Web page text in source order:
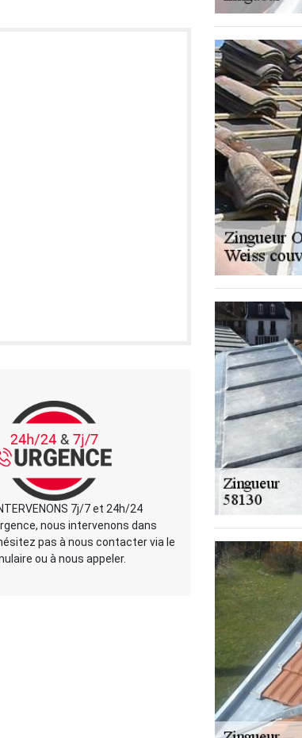
7j/7 et 24h/24
nous intervenons dans
pas à nous contacter via le
ou à nous appeler.